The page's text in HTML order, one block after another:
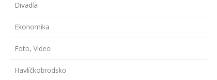
Divadla
Ekonomika
Foto, Video
Havlíčkobrodsko